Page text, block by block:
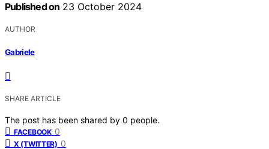
Published on 23 October 2024
AUTHOR
Gabriele
SHARE ARTICLE
The post has been shared by 0 people.
FACEBOOK 0
X (TWITTER) 0